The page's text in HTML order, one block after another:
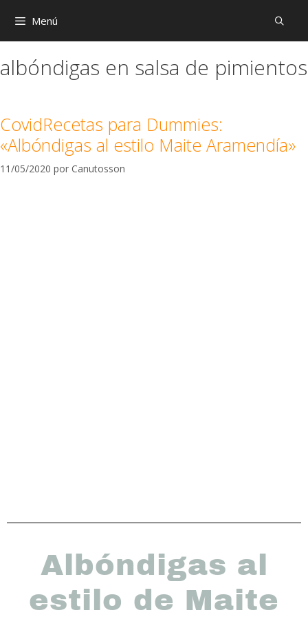
Menú
albóndigas en salsa de pimientos
CovidRecetas para Dummies:
«Albóndigas al estilo Maite Aramendía»
11/05/2020 por Canutosson
Albóndigas al
estilo de Maite